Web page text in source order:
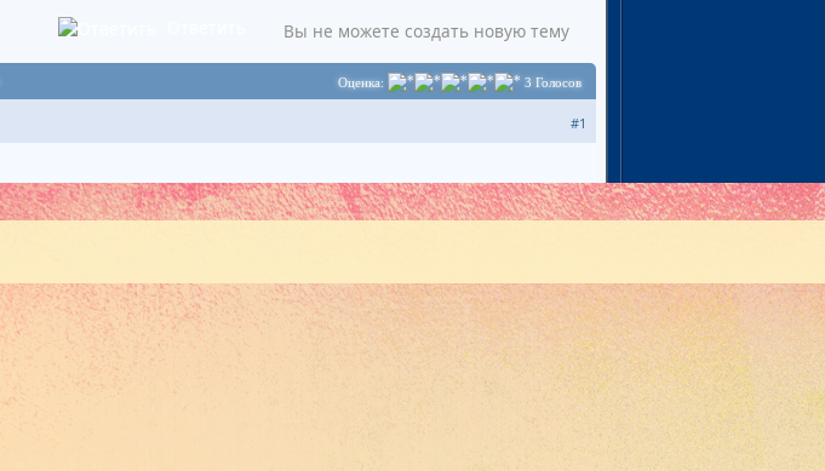
Вы не можете создать новую тему
Оценка: 3 Голосов
#1